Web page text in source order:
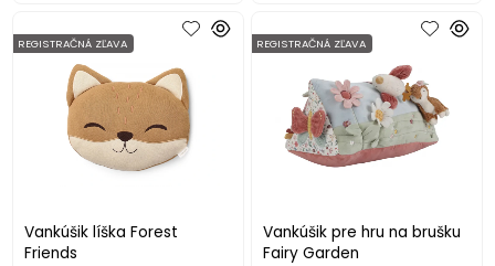
Vankúšik líška Forest
Friends
REGISTRAČNÁ ZĽAVA
Vankúšik pre hru na brušku
Fairy Garden
REGISTRAČNÁ ZĽAVA